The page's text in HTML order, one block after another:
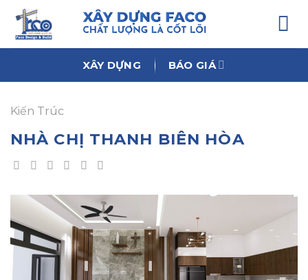
Chuyển
đến
nội
XÂY DỰNG BÁO GIÁ
Kiến Trúc
NHÀ CHỊ THANH BIÊN HÒA